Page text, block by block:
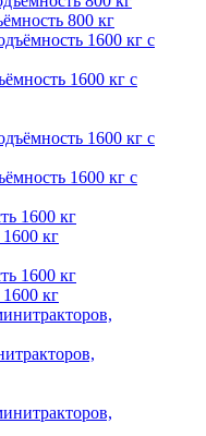
800 кг
1600 кг с
1600 кг с
кг
кг